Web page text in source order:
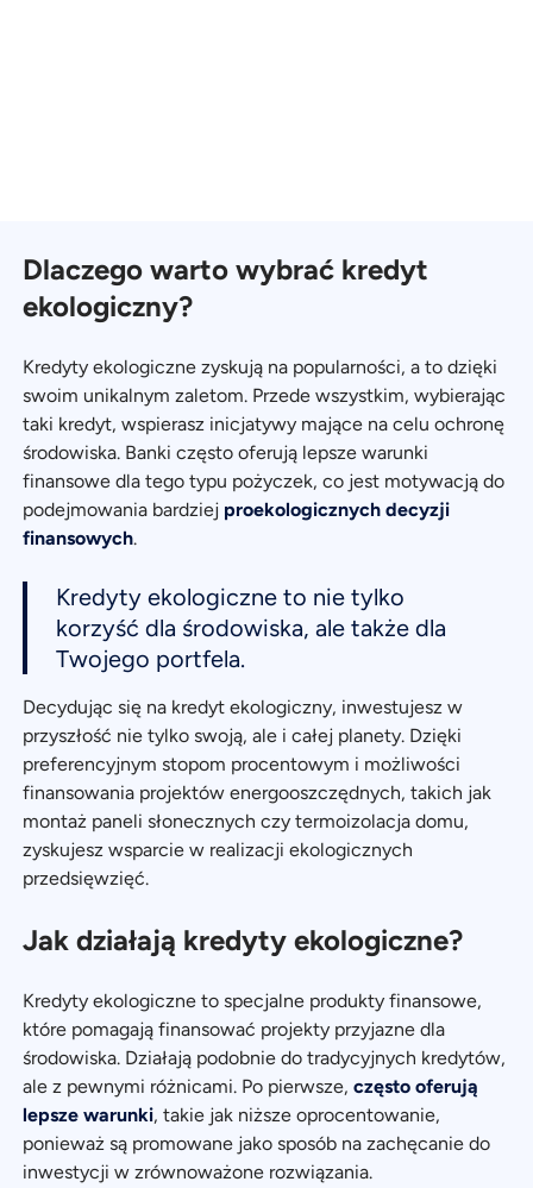
Dlaczego warto wybrać kredyt
ekologiczny?
Kredyty ekologiczne zyskują na popularności, a to dzięki
swoim unikalnym zaletom. Przede wszystkim, wybierając
taki kredyt, wspierasz inicjatywy mające na celu ochronę
środowiska. Banki często oferują lepsze warunki
finansowe dla tego typu pożyczek, co jest motywacją do
podejmowania bardziej proekologicznych decyzji
finansowych.
Kredyty ekologiczne to nie tylko
korzyść dla środowiska, ale także dla
Twojego portfela.
Decydując się na kredyt ekologiczny, inwestujesz w
przyszłość nie tylko swoją, ale i całej planety. Dzięki
preferencyjnym stopom procentowym i możliwości
finansowania projektów energooszczędnych, takich jak
montaż paneli słonecznych czy termoizolacja domu,
zyskujesz wsparcie w realizacji ekologicznych
przedsięwzięć.
Jak działają kredyty ekologiczne?
Kredyty ekologiczne to specjalne produkty finansowe,
które pomagają finansować projekty przyjazne dla
środowiska. Działają podobnie do tradycyjnych kredytów,
ale z pewnymi różnicami. Po pierwsze,często oferują
lepsze warunki, takie jak niższe oprocentowanie,
ponieważ są promowane jako sposób na zachęcanie do
inwestycji w zrównoważone rozwiązania.